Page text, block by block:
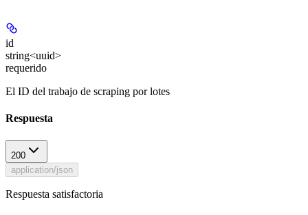
id
string<uuid>
requerido
El ID del trabajo de scraping por lotes
Respuesta
200
application/json
Respuesta satisfactoria